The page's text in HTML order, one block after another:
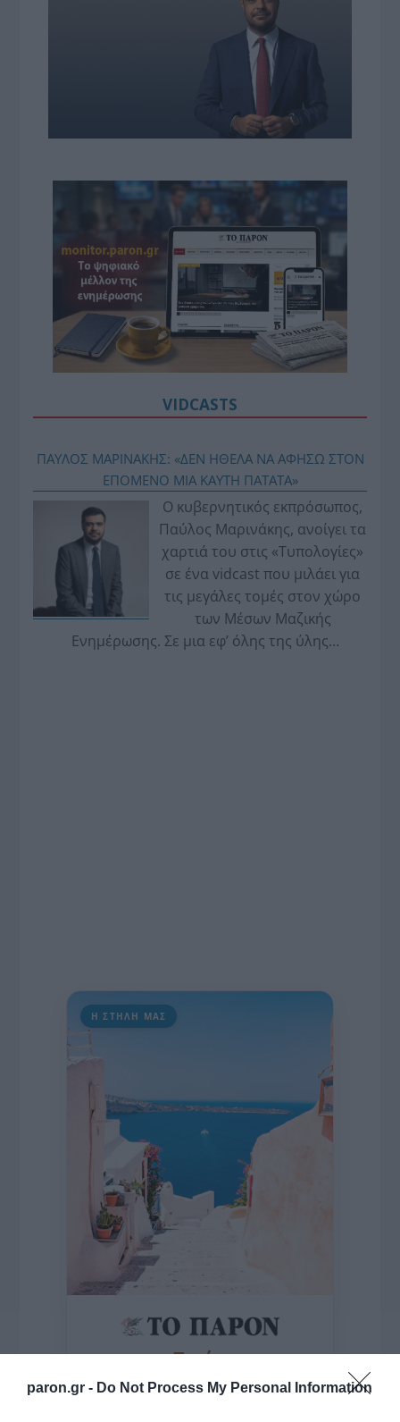
paron.gr - Do Not Process My Personal Information
VIDCASTS
ΠΑΥΛΟΣ ΜΑΡΙΝΑΚΗΣ: «ΔΕΝ ΗΘΕΛΑ ΝΑ ΑΦΗΣΩ ΣΤΟΝ
ΕΠΟΜΕΝΟ ΜΙΑ ΚΑΥΤΗ ΠΑΤΑΤΑ»
Ο κυβερνητικός εκπρόσωπος,
Παύλος Μαρινάκης, ανοίγει τα
χαρτιά του στις «Τυπολογίες»
σε ένα vidcast που μιλάει για
τις μεγάλες τομές στον χώρο
των Μέσων Μαζικής
Ενημέρωσης. Σε μια εφ’ όλης της ύλης
Η ΣΤΗΛΗ ΜΑΣ
της Ζωής μας
Οι άνθρωποι, οι αυθεντικές ιστορίες,
το ελληνικό καλοκαίρι και ένας